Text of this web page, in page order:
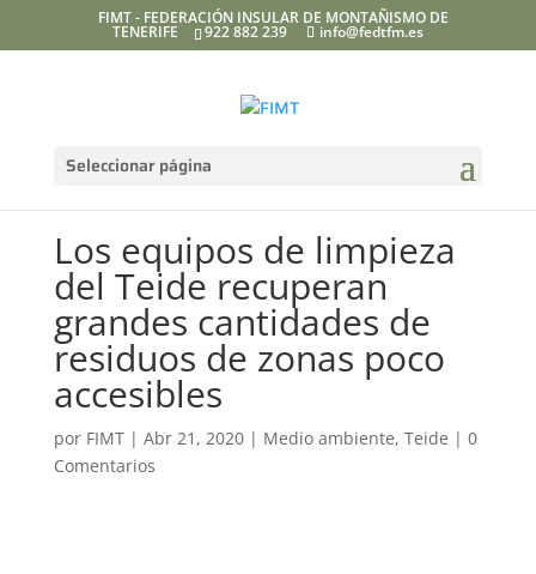
FIMT - FEDERACIÓN INSULAR DE MONTAÑISMO DE
TENERIFE 922 882 239 info@fedtfm.es
Seleccionar página
Los equipos de limpieza
del Teide recuperan
grandes cantidades de
residuos de zonas poco
accesibles
por FIMT| Abr 21, 2020| Medio ambiente, Teide | 0
Comentarios